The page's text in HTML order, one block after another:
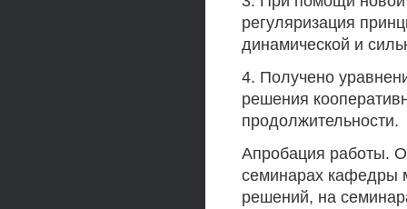
регуляризация
динамической и
4. Получено
решения
продолжительности.
Апробация работы.
семинарах кафедры
решений, на